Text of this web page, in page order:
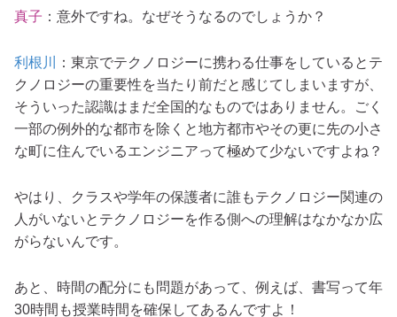
真子 ：意外ですね。なぜそうなるのでしょうか？
利根川
：東京でテクノロジーに携わる仕事をしているとテ
クノロジーの重要性を当たり前だと感じてしまいますが、
そういった認識はまだ全国的なものではありません。ごく
一部の例外的な都市を除くと地方都市やその更に先の小さ
な町に住んでいるエンジニアって極めて少ないですよね？
やはり、クラスや学年の保護者に誰もテクノロジー関連の
人がいないとテクノロジーを作る側への理解はなかなか広
がらないんです。
あと、時間の配分にも問題があって、例えば、書写って年
30時間も授業時間を確保してあるんですよ！